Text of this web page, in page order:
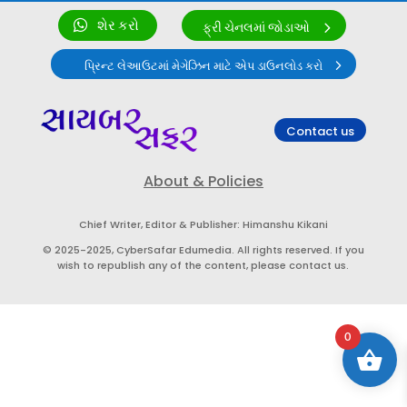
શેર કરો ફ્રી ચેનલમાં જોડાઓ
પ્રિન્ટ લેઆઉટમાં મેગેઝિન માટે એપ ડાઉનલોડ કરો
Contact us
About & Policies
Chief Writer, Editor & Publisher: Himanshu Kikani
© 2025-2025, CyberSafar Edumedia. All rights reserved. If you
wish to republish any of the content, please contact us.
0